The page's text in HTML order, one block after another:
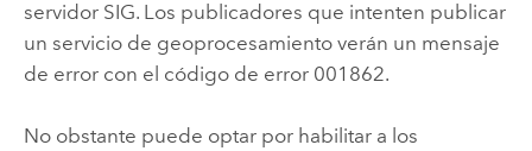
servidor SIG. Los publicadores que intenten publicar
un servicio de geoprocesamiento verán un mensaje
de error con el código de error 001862.
No obstante puede optar por habilitar a los